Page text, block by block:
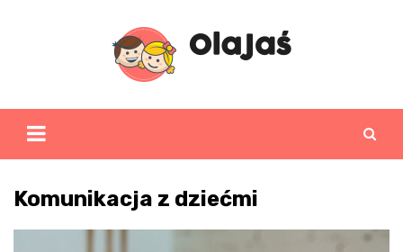
Komunikacja z dziećmi